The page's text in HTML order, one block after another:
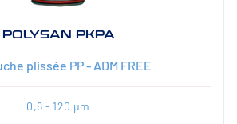
POLYSAN PKPA
plissée PP - ADM FREE
0,6 - 120 µm